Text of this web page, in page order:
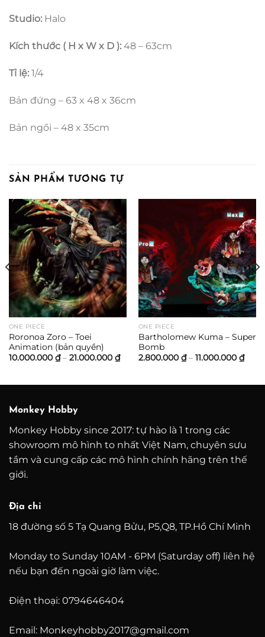
Studio: Halo
Kích thước ( H x W x D ): 48 – 63cm
Tỉ lệ: 1/4
Bản đứng – 63 x 48 x 36cm
Bản ngồi – 48 x 35cm
SẢN PHẨM TƯƠNG TỰ
ONE PIECE
Roronoa Zoro – Toei
Animation (bản quyền)
10.000.000 ₫ – 21.000.000 ₫Khoảng
giá:
đến
ONE PIECE
Bartholomew Kuma – Super
Bomb
2.800.000 ₫ – 11.000.000 ₫
giá:
đến
₫
₫
Monkey Hobby
Monkey Hobby since 2017: tự hào là 1 trong các
showroom mô hình to nhất Việt Nam, chuyên sưu
tầm và cung cấp các mô hình chính hãng trên thế
giới.
Địa chỉ
18 đường số 5 Tạ Quang Bửu, P5,Q8, TP.Hồ Chí Minh
Monday to Sunday 10AM - 6PM (Saturday off) liên hệ
nếu bạn đến ngoài giờ làm việc.
Điện thoại: 0794646404
Email: Monkeyhobby2017@gmail.com